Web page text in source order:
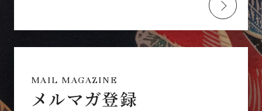
MAIL MAGAZINE
メルマガ登録